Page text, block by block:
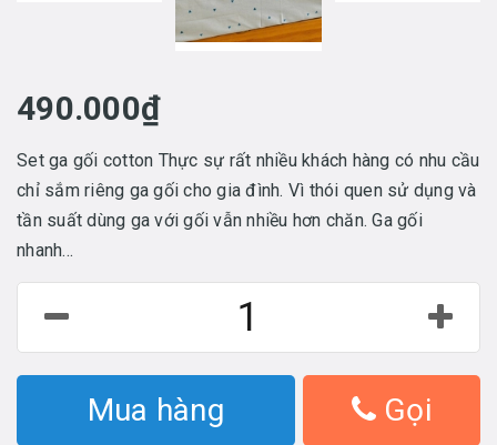
490.000₫
Set ga gối cotton Thực sự rất nhiều khách hàng có nhu cầu
chỉ sắm riêng ga gối cho gia đình. Vì thói quen sử dụng và
tần suất dùng ga với gối vẫn nhiều hơn chăn. Ga gối
nhanh...
Mua hàng Gọi